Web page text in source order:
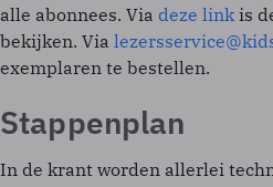
alle abonnees. Via deze link is
bekijken. Via
exemplaren te bestellen.
Stappenplan
In de krant worden allerlei